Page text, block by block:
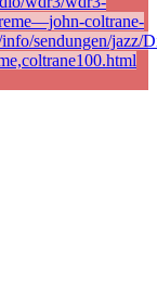
coltrane-
sendungen/jazz/